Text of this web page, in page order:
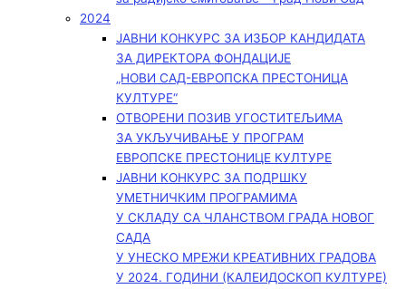
2024
ЈАВНИ КОНКУРС ЗА ИЗБОР КАНДИДАТА
ЗА ДИРЕКТОРА ФОНДАЦИЈЕ
„НОВИ САД-ЕВРОПСКА ПРЕСТОНИЦА
КУЛТУРЕ“
ОТВОРЕНИ ПОЗИВ УГОСТИТЕЉИМА
ЗА УКЉУЧИВАЊЕ У ПРОГРАМ
ЕВРОПСКЕ ПРЕСТОНИЦЕ КУЛТУРЕ
ЈАВНИ КОНКУРС ЗА ПОДРШКУ
УМЕТНИЧКИМ ПРОГРАМИМА
У СКЛАДУ СА ЧЛАНСТВОМ ГРАДА НОВОГ
САДА
У УНЕСКО МРЕЖИ КРЕАТИВНИХ ГРАДОВА
У 2024. ГОДИНИ (КАЛЕИДОСКОП КУЛТУРЕ)